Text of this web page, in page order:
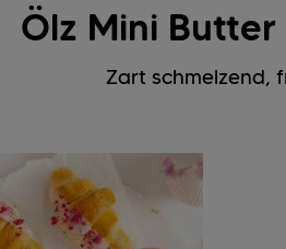
Ölz Mini
Zart schmelzend,